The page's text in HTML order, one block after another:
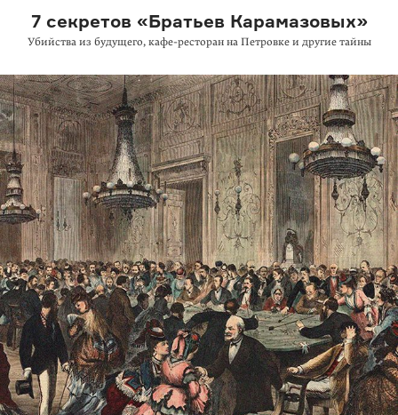
7 секретов «Братьев Карамазовых»
Убийства из будущего, кафе-ресторанна Петровке и другие тайны